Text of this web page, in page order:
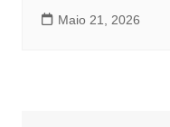
Maio 21, 2026